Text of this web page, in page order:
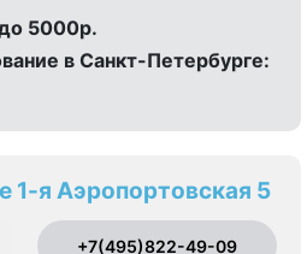
5000р.
в Санкт-Петербурге:
1-я Аэропортовская 5
+7(495)822-49-09